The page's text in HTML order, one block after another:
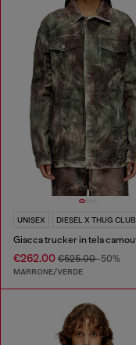
UNISEX DIESEL X THUG CLUB
€262.00 €525.00-50%
MARRONE/VERDE